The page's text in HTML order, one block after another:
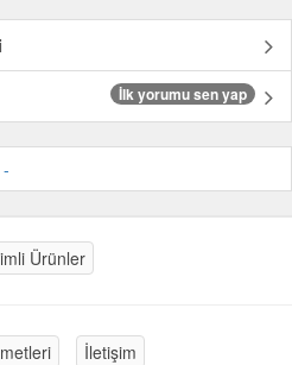
İlk yorumu sen yap
-
Ürünler
İletişim